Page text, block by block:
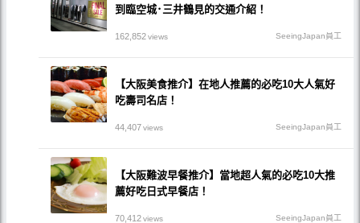
到臨空城･三井鶴見的交通介紹！
162,852views SeeingJapan員工
【大阪美食推介】在地人推薦的必吃10大人氣好
吃壽司名店！
44,407views SeeingJapan員工
【大阪難波早餐推介】當地超人氣的必吃10大推
薦好吃日式早餐店！
70,412views SeeingJapan員工